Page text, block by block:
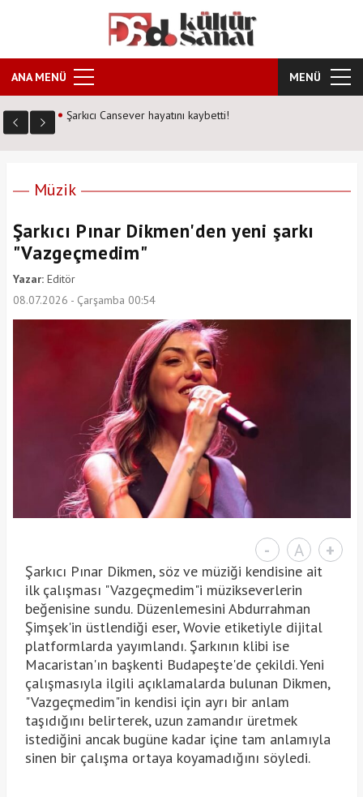
ANA MENÜ MENÜ
Kozalak Devri neden farklı? Senarist Harun Kevrek DS
Müzik
Şarkıcı Pınar Dikmen'den yeni şarkı
"Vazgeçmedim"
Yazar:Editör
08.07.2026 - Çarşamba 00:54
- A +
Şarkıcı Pınar Dikmen, söz ve müziği kendisine ait
ilk çalışması "Vazgeçmedim"i müzikseverlerin
beğenisine sundu. Düzenlemesini Abdurrahman
Şimşek'in üstlendiği eser, Wovie etiketiyle dijital
platformlarda yayımlandı. Şarkının klibi ise
Macaristan'ın başkenti Budapeşte'de çekildi. Yeni
çalışmasıyla ilgili açıklamalarda bulunan Dikmen,
"Vazgeçmedim"in kendisi için ayrı bir anlam
taşıdığını belirterek, uzun zamandır üretmek
istediğini ancak bugüne kadar içine tam anlamıyla
sinen bir çalışma ortaya koyamadığını söyledi.